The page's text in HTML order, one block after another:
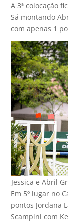
A 3ª colocação
Sá montando
com apenas 1
Jessica e Abril
Em 5º lugar no
pontos Jordana
Scampini com